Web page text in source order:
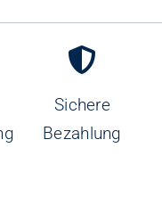
Sichere
Bezahlung